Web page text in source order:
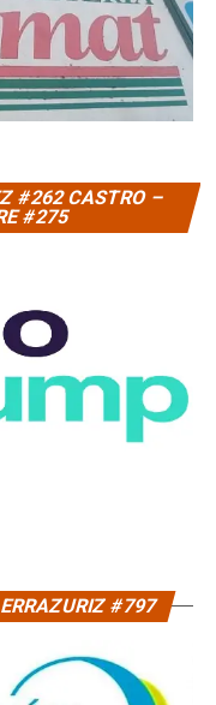
#262 CASTRO –
#275
#797